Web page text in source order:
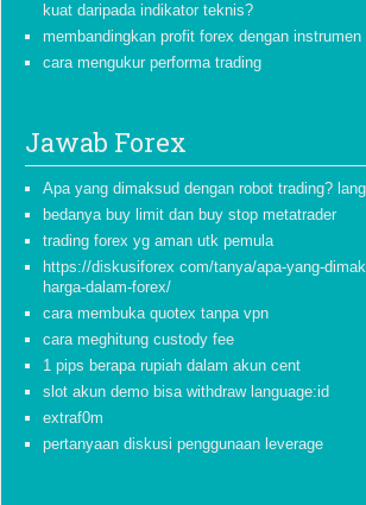
kuat daripada indikator teknis?
membandingkan profit forex dengan
cara mengukur performa trading
Jawab Forex
Apa yang dimaksud dengan robot trading?
bedanya buy limit dan buy stop metatrader
trading forex yg aman utk pemula
https://diskusiforex com/tanya/apa-yang-
harga-dalam-forex/
cara membuka quotex tanpa vpn
cara meghitung custody fee
1 pips berapa rupiah dalam akun cent
slot akun demo bisa withdraw language:id
extraf0m
pertanyaan diskusi penggunaan leverage